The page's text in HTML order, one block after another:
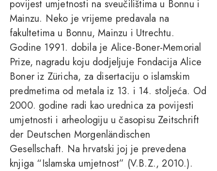
povijest umjetnosti na sveučilištima u Bonnu i
Mainzu. Neko je vrijeme predavala na
fakultetima u Bonnu, Mainzu i Utrechtu.
Godine 1991. dobila je Alice-Boner-Memorial
Prize, nagradu koju dodjeljuje Fondacija Alice
Boner iz Züricha, za disertaciju o islamskim
predmetima od metala iz 13. i 14. stoljeća. Od
2000. godine radi kao urednica za povijesti
umjetnosti i arheologiju u časopisu Zeitschrift
der Deutschen Morgenländischen
Gesellschaft. Na hrvatski joj je prevedena
knjiga “Islamska umjetnost” (V.B.Z., 2010.).